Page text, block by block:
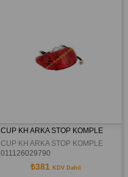
CUP KH ARKA STOP KOMPLE
CUP KH ARKA STOP KOMPLE
011126029790
₺381 KDV Dahil